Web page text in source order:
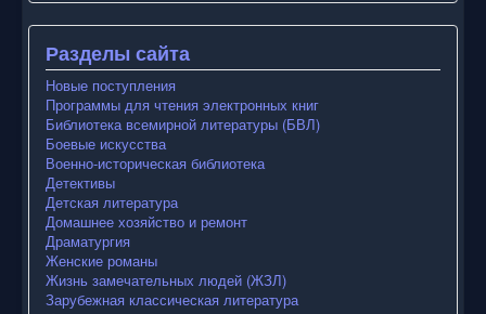
Разделы сайта
Новые поступления
Программы для чтения электронных книг
Библиотека всемирной литературы (БВЛ)
Боевые искусства
Военно-историческая библиотека
Детективы
Детская литература
Домашнее хозяйство и ремонт
Драматургия
Женские романы
Жизнь замечательных людей (ЖЗЛ)
Зарубежная классическая литература